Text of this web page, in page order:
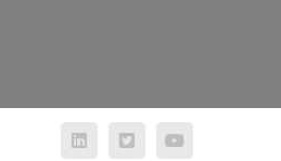
LinkedInTwitterYouTube